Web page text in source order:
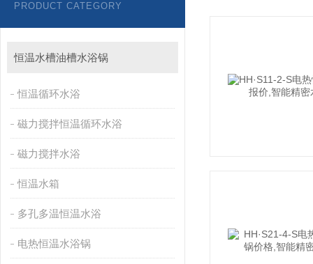
PRODUCT CATEGORY
恒温水槽油槽水浴锅
恒温循环水浴
磁力搅拌恒温循环水浴
磁力搅拌水浴
恒温水箱
多孔多温恒温水浴
电热恒温水浴锅